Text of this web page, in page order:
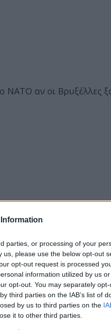
parties, or processing of your
please use the below opt-out
opt-out request is processed
information utilized by us
opt-out. You may separately
third parties on the IAB’s list of
by us to third parties on the
it to other third parties.
αν οι Βρυξέλλες
και μετά θα ανοίξουμε
κορυφής του NATO στη
Βίλνιους, ο